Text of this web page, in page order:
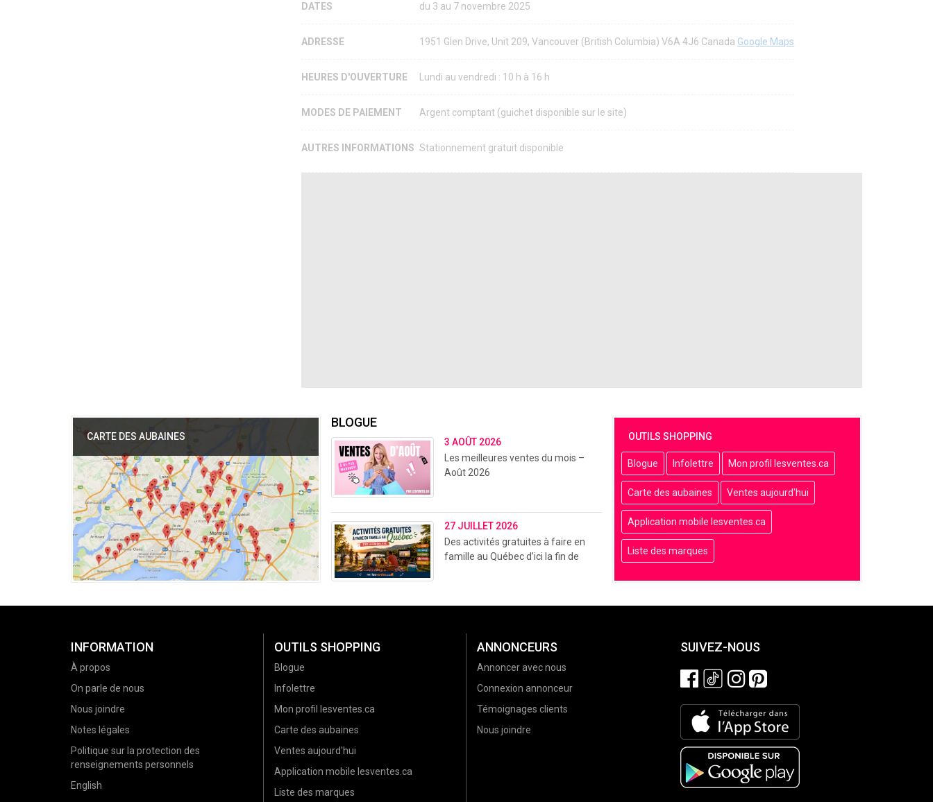
DATES du 3 au 7 novembre 2025
ADRESSE 1951 Glen Drive, Unit 209, Vancouver (British Columbia) V6A 4J6 Canada Google Maps
HEURES D'OUVERTURE Lundi au vendredi : 10 h à 16 h
MODES DE PAIEMENT Argent comptant (guichet disponible sur le site)
AUTRES INFORMATIONS Stationnement gratuit disponible
CARTE DES AUBAINES OUTILS SHOPPING
Blogue Infolettre Mon profil lesventes.ca
Carte des aubaines Ventes aujourd'hui
Application mobile lesventes.ca
Liste des marques
BLOGUE
3 AOÛT 2026
Les meilleures ventes du mois –
Août 2026
27 JUILLET 2026
Des activités gratuites à faire en
famille au Québec d’ici la fin de
INFORMATION
À propos
On parle de nous
Nous joindre
Notes légales
Politique sur la protection des
renseignements personnels
English
OUTILS SHOPPING
Blogue
Infolettre
Mon profil lesventes.ca
Carte des aubaines
Ventes aujourd'hui
Application mobile lesventes.ca
Liste des marques
ANNONCEURS
Annoncer avec nous
Connexion annonceur
Témoignages clients
Nous joindre
SUIVEZ-NOUS